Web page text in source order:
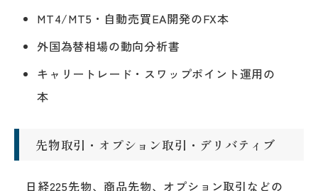
MT4/MT5・自動売買EA開発のFX本
外国為替相場の動向分析書
キャリートレード・スワップポイント運用の
本
先物取引・オプション取引・デリバティブ
日経225先物、商品先物、オプション取引などの